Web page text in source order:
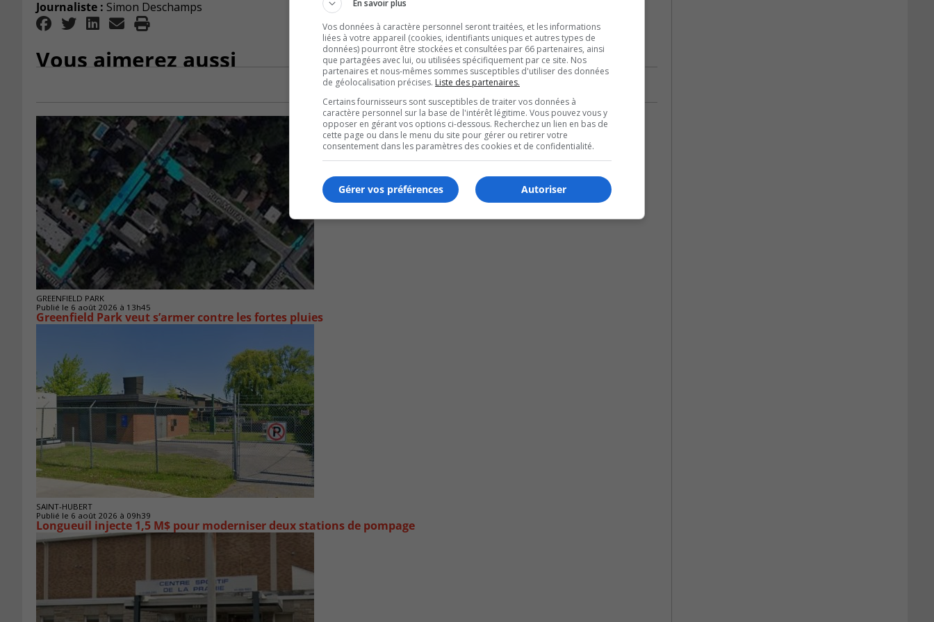
Journaliste : Simon Deschamps
Vous aimerez aussi
GREENFIELD PARK
Publié le 6 août 2026 à 13h45
Greenfield Park veut s’armer contre les fortes pluies
SAINT-HUBERT
Publié le 6 août 2026 à 09h39
Longueuil injecte 1,5 M$ pour moderniser deux stations de pompage
En savoir plus
Vos données à caractère personnel seront traitées, et les informations
liées à votre appareil (cookies, identifiants uniques et autres types de
données) pourront être stockées et consultées par 66 partenaires, ainsi
que partagées avec lui, ou utilisées spécifiquement par ce site. Nos
partenaires et nous-mêmes sommes susceptibles d'utiliser des données
de géolocalisation précises. Liste des partenaires.
Certains fournisseurs sont susceptibles de traiter vos données à
caractère personnel sur la base de l'intérêt légitime. Vous pouvez vous y
opposer en gérant vos options ci-dessous. Recherchez un lien en bas de
cette page ou dans le menu du site pour gérer ou retirer votre
consentement dans les paramètres des cookies et de confidentialité.
Autoriser
Gérer vos préférences